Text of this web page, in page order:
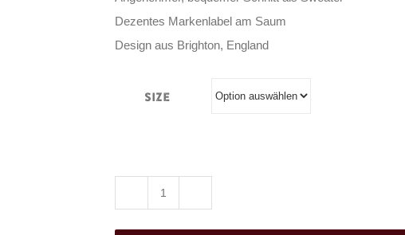
Dezentes Markenlabel am Saum
Design aus Brighton, England
Size
Pullover